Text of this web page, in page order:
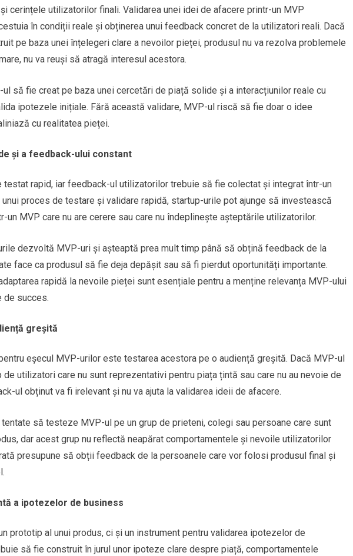
cerințele utilizatorilor finali. Validarea unei idei de afacere printr-un MVP
în condiții reale și obținerea unui feedback concret de la utilizatori reali. Dacă
pe baza unei înțelegeri clare a nevoilor pieței, produsul nu va rezolva problemele
nu va reuși să atragă interesul acestora.
să fie creat pe baza unei cercetări de piață solide și a interacțiunilor reale cu
ipotezele inițiale. Fără această validare, MVP-ul riscă să fie doar o idee
cu realitatea pieței.
și a feedback-ului constant
testat rapid, iar feedback-ul utilizatorilor trebuie să fie colectat și integrat într-un
proces de testare și validare rapidă, startup-urile pot ajunge să investească
un MVP care nu are cerere sau care nu îndeplinește așteptările utilizatorilor.
dezvoltă MVP-uri și așteaptă prea mult timp până să obțină feedback de la
face ca produsul să fie deja depășit sau să fi pierdut oportunități importante.
rapidă la nevoile pieței sunt esențiale pentru a menține relevanța MVP-ului
de succes.
greșită
eșecul MVP-urilor este testarea acestora pe o audiență greșită. Dacă MVP-ul
utilizatori care nu sunt reprezentativi pentru piața țintă sau care nu au nevoie de
ul obținut va fi irelevant și nu va ajuta la validarea ideii de afacere.
să testeze MVP-ul pe un grup de prieteni, colegi sau persoane care sunt
dar acest grup nu reflectă neapărat comportamentele și nevoile utilizatorilor
presupune să obții feedback de la persoanele care vor folosi produsul final și
a ipotezelor de business
prototip al unui produs, ci și un instrument pentru validarea ipotezelor de
să fie construit în jurul unor ipoteze clare despre piață, comportamentele